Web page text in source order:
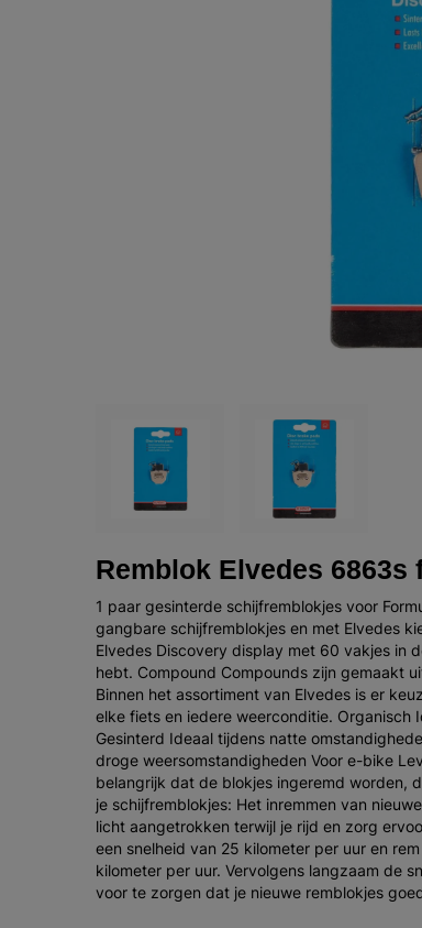
Remblok Elvedes 6863s
1 paar gesinterde schijfremblokjes voor
gangbare schijfremblokjes en met Elvedes
Elvedes Discovery display met 60 vakjes in
hebt. Compound Compounds zijn gemaakt
Binnen het assortiment van Elvedes is er
elke fiets en iedere weerconditie. Organisch
Gesinterd Ideaal tijdens natte
droge weersomstandigheden Voor e-bike
belangrijk dat de blokjes ingeremd worden,
je schijfremblokjes: Het inremmen van
licht aangetrokken terwijl je rijd en zorg
een snelheid van 25 kilometer per uur en
kilometer per uur. Vervolgens langzaam de
voor te zorgen dat je nieuwe remblokjes